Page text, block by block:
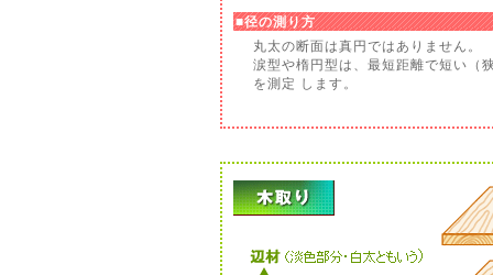
■径の測り方
丸太の断面は真円ではありません。
涙型や楕円型は、最短距離で短い（
を測定 します。